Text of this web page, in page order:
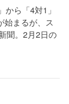
ら「4対1」
始まるが、ス
聞。2月2日の